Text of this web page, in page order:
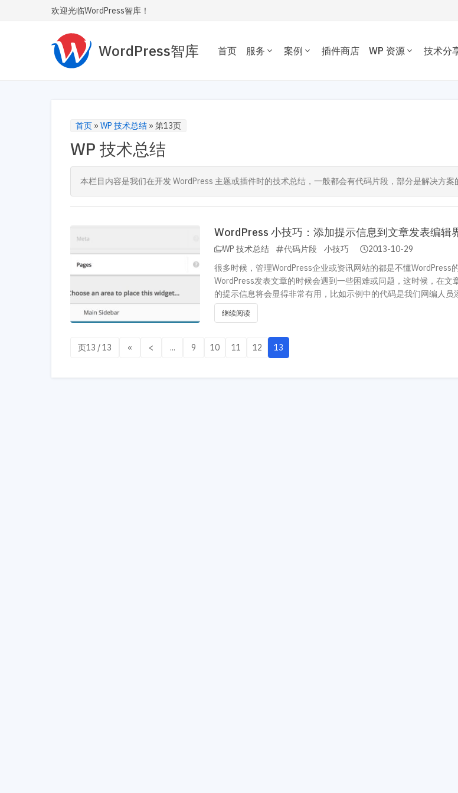
欢迎光临WordPress智库！
WordPress智库 首页 服务 案例 插件商店 WP 资源 技术分
让您的WordPress网站可以在 1 秒
内飞速打开。
为您提
SEO与全站运营
安全运维的一站式全生命周期服务。
多用途主题
房产/列表主题
自定义字段/表
注册登录/用户
高级插件商店
前端开发技巧
WP新闻资讯
WordPress数据库
电子商务和支付
主题开发手册 插件开发手册
首页 » WP 技术总结 » 第13页
WP 技术总结
本栏目内容是我们在开发 WordPress 主题或插件时的技术总结，一般都会有代码片段，部分是解决方案
WordPress 小技巧：添加提示信息到文章发表编辑
WP 技术总结 代码片段 小技巧
2013-10-29
很多时候，管理WordPress企业或资讯网站的都是不懂WordPress
WordPress发表文章的时候会遇到一些困难或问题，这时候，在文
的提示信息将会显得非常有用，比如示例中的代码是我们网编人员
继续阅读
页13 / 13 « < ... 9 10 11 12 13